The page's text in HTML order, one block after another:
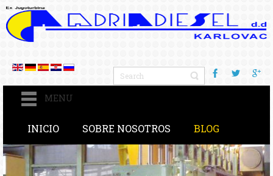
MENU
INICIO SOBRE NOSOTROS BLOG